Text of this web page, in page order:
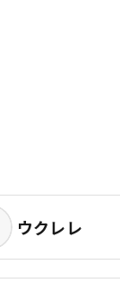
ウクレレ